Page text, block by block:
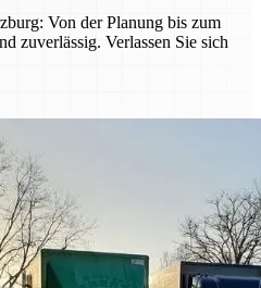
Von der Planung bis zum
zuverlässig. Verlassen Sie sich